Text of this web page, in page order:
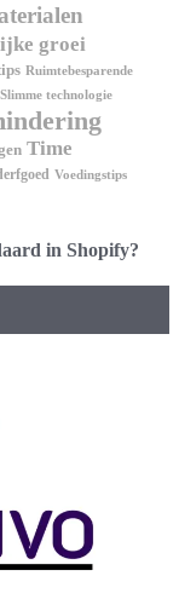
groei
Ruimtebesparende
Slimme technologie
Time
Voedingstips
in Shopify?